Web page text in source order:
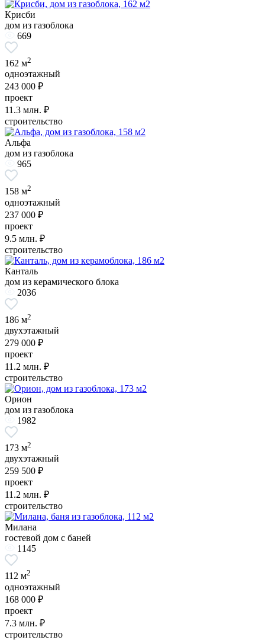
Крисби
дом из газоблока
669
162 м2
одноэтажный
243 000 ₽
проект
11.3 млн. ₽
строительство
Альфа
дом из газоблока
965
158 м2
одноэтажный
237 000 ₽
проект
9.5 млн. ₽
строительство
Канталь
дом из керамического блока
2036
186 м2
двухэтажный
279 000 ₽
проект
11.2 млн. ₽
строительство
Орион
дом из газоблока
1982
173 м2
двухэтажный
259 500 ₽
проект
11.2 млн. ₽
строительство
Милана
гостевой дом с баней
1145
112 м2
одноэтажный
168 000 ₽
проект
7.3 млн. ₽
строительство